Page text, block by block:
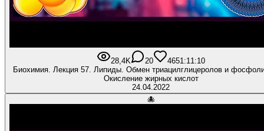
28,4K 20 4651:11:10
Биохимия. Лекция 57. Липиды. Обмен триацилглицеролов и
Окисление жирных кислот
24.04.2022
🐙